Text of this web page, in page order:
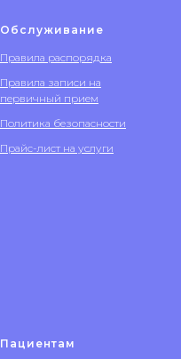
Обслуживание
Правила распорядка
Правила записи на
первичный прием
Политика безопасности
Прайс-лист на услуги
Пациентам